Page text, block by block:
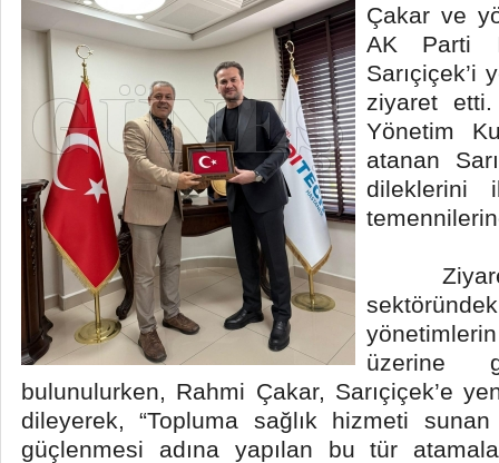
Çakar ve
AK Parti
Sarıçiçek’i
ziyaret
Yönetim
atanan
dileklerini
Ziyaret
üzerine
bulunulurken, Rahmi Çakar, Sarıçiçek’e
dileyerek, “Topluma sağlık hizmeti
güçlenmesi adına yapılan bu tür